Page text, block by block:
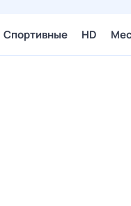
Спортивные HD